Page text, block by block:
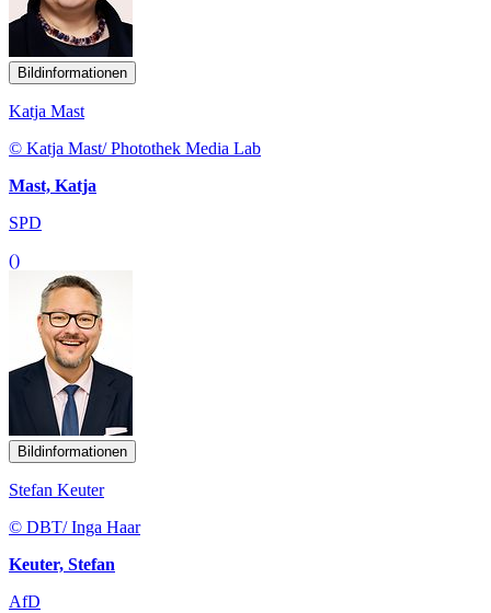
Bildinformationen
Katja Mast
© Katja Mast/ Photothek Media Lab
Mast, Katja
SPD
()
Bildinformationen
Stefan Keuter
© DBT/ Inga Haar
Keuter, Stefan
AfD